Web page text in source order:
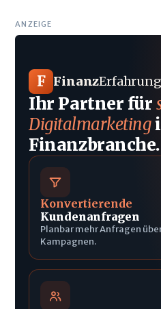
ANZEIGE
F Finanz
Ihr Partner für
Digitalmarketing
Finanzbranche.
Konvertierende
Kundenanfragen
Planbar mehr Anfragen
Kampagnen.